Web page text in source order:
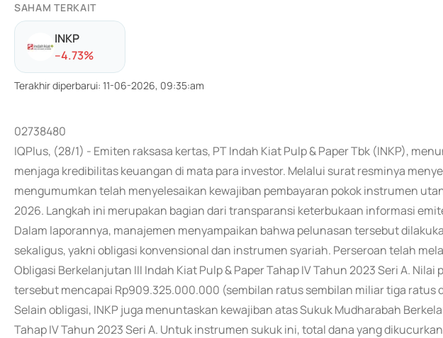
SAHAM TERKAIT
INKP
--4.73%
Terakhir diperbarui: 11-06-2026, 09:35:am
02738480
IQPlus, (28/1) - Emiten raksasa kertas, PT Indah Kiat Pulp & Paper Tbk (INKP),
menjaga kredibilitas keuangan di mata para investor. Melalui surat resminya
mengumumkan telah menyelesaikan kewajiban pembayaran pokok instrumen
2026. Langkah ini merupakan bagian dari transparansi keterbukaan informasi
Dalam laporannya, manajemen menyampaikan bahwa pelunasan tersebut
sekaligus, yakni obligasi konvensional dan instrumen syariah. Perseroan telah
Obligasi Berkelanjutan III Indah Kiat Pulp & Paper Tahap IV Tahun 2023 Seri A.
tersebut mencapai Rp909.325.000.000 (sembilan ratus sembilan miliar tiga ratus
Selain obligasi, INKP juga menuntaskan kewajiban atas Sukuk Mudharabah
Tahap IV Tahun 2023 Seri A. Untuk instrumen sukuk ini, total dana yang